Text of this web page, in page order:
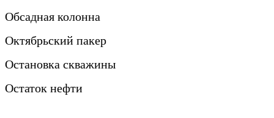
Обсадная колонна
Октябрьский пакер
Остановка скважины
Остаток нефти